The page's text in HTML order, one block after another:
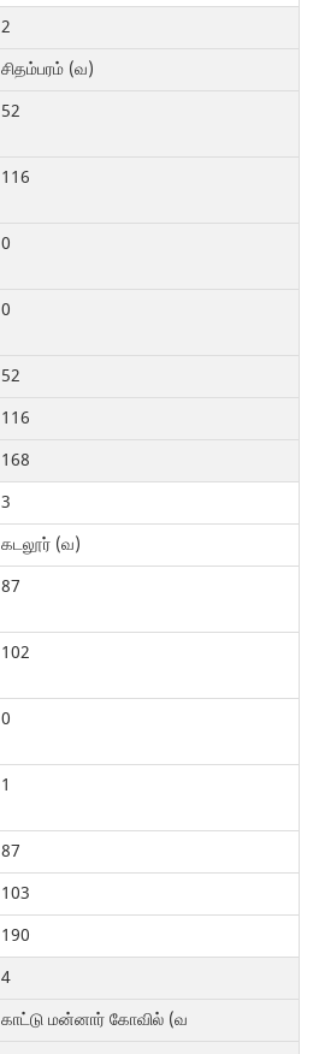
2
சிதம்பரம் (வ)
52
116
0
0
52
116
168
3
கடலூர் (வ)
87
102
0
1
87
103
190
4
காட்டு மன்னார் கோவில் (வ